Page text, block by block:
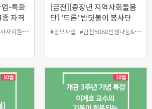
-특화
자격
상반8
자지원 #드론4종
[금천][중장년 지역사회돌봄
단] '드론' 반딧불이 봉사단
#공모사업 #금천5060인생나눔&재능나눔프로젝트